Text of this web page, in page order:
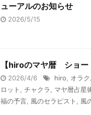
ューアルのお知らせ
2026/5/15
【hiroのマヤ暦 ショー
2026/4/6 hiro オラ
ロット
チャクラ マヤ暦占星
福の予言 風のセラピスト 風